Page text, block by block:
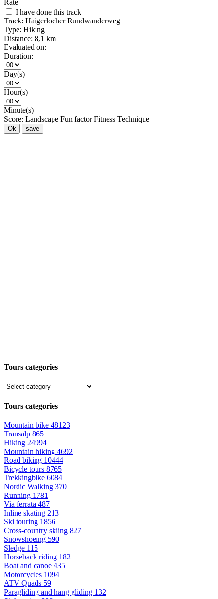
Rate
I have done this track
Track: Haigerlocher Rundwanderweg
Type: Hiking
Distance: 8,1 km
Evaluated on:
Duration:
Day(s)
Hour(s)
Minute(s)
Score: Landscape Fun factor Fitness Technique
Ok save
Tours categories
Tours categories
Mountain bike 48123
Transalp 865
Hiking 24994
Mountain hiking 4692
Road biking 10444
Bicycle tours 8765
Trekkingbike 6084
Nordic Walking 370
Running 1781
Via ferrata 487
Inline skating 213
Ski touring 1856
Cross-country skiing 827
Snowshoeing 590
Sledge 115
Horseback riding 182
Boat and canoe 435
Motorcycles 1094
ATV Quads 59
Paragliding and hang gliding 132